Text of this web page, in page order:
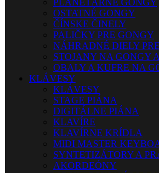
PLANETÁRNE GONGY
OSTATNÉ GONGY
ČÍNSKE ČINELY
PALIČKY PRE GONGY
NÁHRADNÉ DIELY
STOJANY NA GONGY
OBALY A KUFRE NA
KLÁVESY
KLÁVESY
STAGE PIÁNA
DIGITÁLNE PIÁNA
KLAVÍRE
KLAVÍRNE KRÍDLA
MIDI MASTER
SYNTETIZÁTORY A
AKORDEÓNY